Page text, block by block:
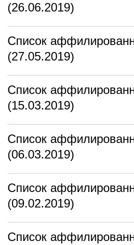
(26.06.2019)
Список
(27.05.2019)
Список
(15.03.2019)
Список
(06.03.2019)
Список
(09.02.2019)
Список